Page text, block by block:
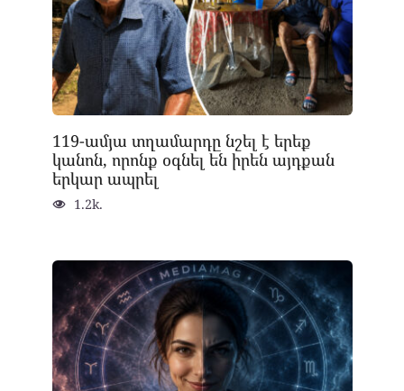
119-ամյա տղամարդը նշել է երեք
կանոն, որոնք օգնել են իրեն այդքան
երկար ապրել
1.2k.